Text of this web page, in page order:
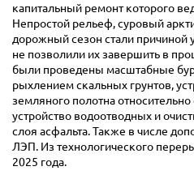
капитальный ремонт которого
Непростой рельеф, суровый
дорожный сезон стали причиной
не позволили их завершить в
были проведены масштабные
рыхлением скальных грунтов,
земляного полотна относительно
устройство водоотводных и
слоя асфальта. Также в числе
ЛЭП. Из технологического
2025 года.